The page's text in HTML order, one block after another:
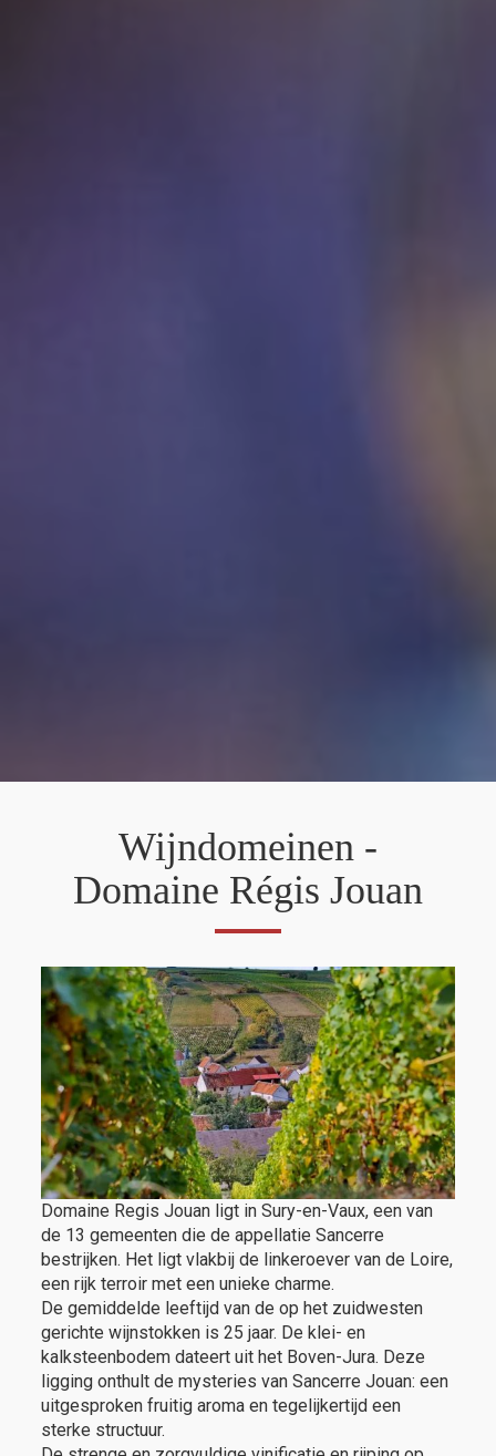
Wijndomeinen -
Domaine Régis Jouan
Domaine Regis Jouan ligt in Sury-en-Vaux, een van
de 13 gemeenten die de appellatie Sancerre
bestrijken. Het ligt vlakbij de linkeroever van de Loire,
een rijk terroir met een unieke charme.
De gemiddelde leeftijd van de op het zuidwesten
gerichte wijnstokken is 25 jaar. De klei- en
kalksteenbodem dateert uit het Boven-Jura. Deze
ligging onthult de mysteries van Sancerre Jouan: een
uitgesproken fruitig aroma en tegelijkertijd een
sterke structuur.